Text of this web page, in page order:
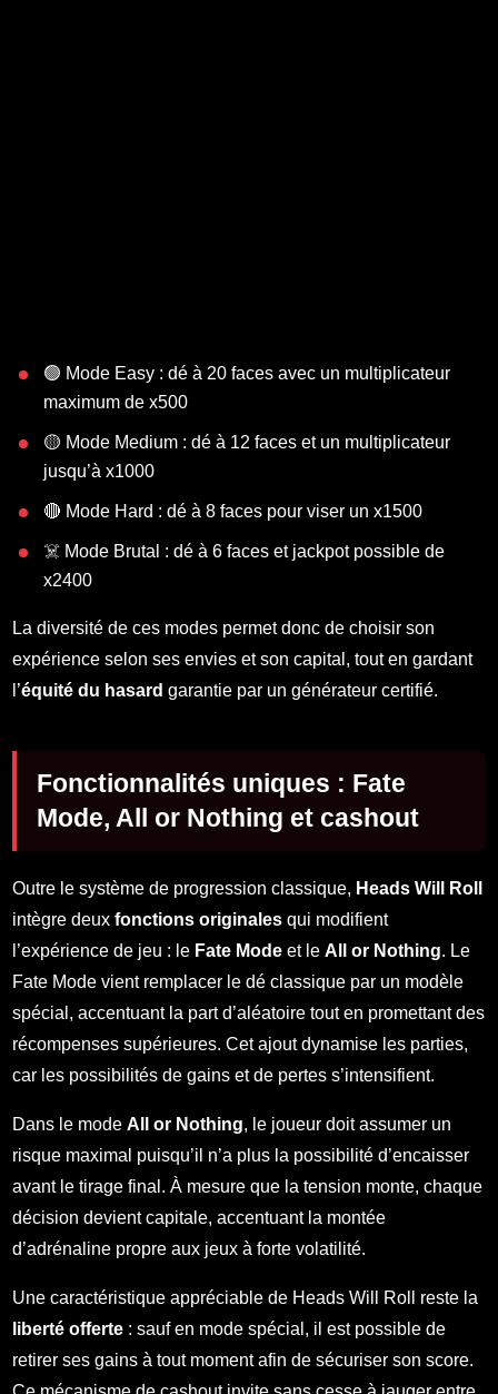
🟢 Mode Easy : dé à 20 faces avec un multiplicateur
maximum de x500
🟡 Mode Medium : dé à 12 faces et un multiplicateur
jusqu’à x1000
🔴 Mode Hard : dé à 8 faces pour viser un x1500
☠️ Mode Brutal : dé à 6 faces et jackpot possible de
x2400
La diversité de ces modes permet donc de choisir son
expérience selon ses envies et son capital, tout en gardant
l’équité du hasard garantie par un générateur certifié.
Fonctionnalités uniques : Fate
Mode, All or Nothing et cashout
Outre le système de progression classique, Heads Will Roll
intègre deuxfonctions originales qui modifient
l’expérience de jeu : le Fate Mode et leAll or Nothing. Le
Fate Mode vient remplacer le dé classique par un modèle
spécial, accentuant la part d’aléatoire tout en promettant des
récompenses supérieures. Cet ajout dynamise les parties,
car les possibilités de gains et de pertes s’intensifient.
Dans le modeAll or Nothing, le joueur doit assumer un
risque maximal puisqu’il n’a plus la possibilité d’encaisser
avant le tirage final. À mesure que la tension monte, chaque
décision devient capitale, accentuant la montée
d’adrénaline propre aux jeux à forte volatilité.
Une caractéristique appréciable de Heads Will Roll reste la
liberté offerte : sauf en mode spécial, il est possible de
retirer ses gains à tout moment afin de sécuriser son score.